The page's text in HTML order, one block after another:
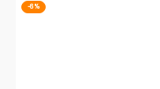
-6 %